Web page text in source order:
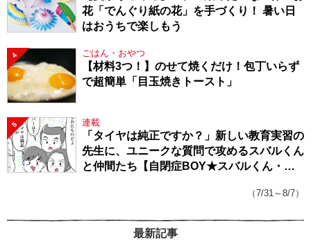
花「でんぐり紙の花」を手づくり！ 暑い日
はおうちで楽しもう
4 ごはん・おやつ
【材料3つ！】のせて焼くだけ！包丁いらず
で超簡単「目玉焼きトースト」
5 連載
「タイヤは純正ですか？」新しい教育実習の
先生に、ユニークな質問で攻めるスバルくん
と仲間たち【自閉症BOY★スバルくん・
（7/31～8/7）
最新記事